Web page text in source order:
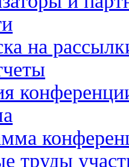
на
труды